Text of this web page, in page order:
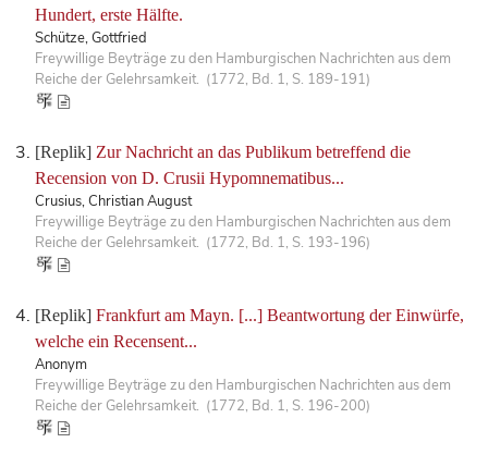
Hundert, erste Hälfte.
Schütze, Gottfried
Freywillige Beyträge zu den Hamburgischen Nachrichten aus dem
Reiche der Gelehrsamkeit. (1772, Bd. 1, S. 189-191)
[Replik] Zur Nachricht an das Publikum betreffend die
Recension von D. Crusii Hypomnematibus...
Crusius, Christian August
Freywillige Beyträge zu den Hamburgischen Nachrichten aus dem
Reiche der Gelehrsamkeit. (1772, Bd. 1, S. 193-196)
[Replik] Frankfurt am Mayn. [...] Beantwortung der Einwürfe,
welche ein Recensent...
Anonym
Freywillige Beyträge zu den Hamburgischen Nachrichten aus dem
Reiche der Gelehrsamkeit. (1772, Bd. 1, S. 196-200)